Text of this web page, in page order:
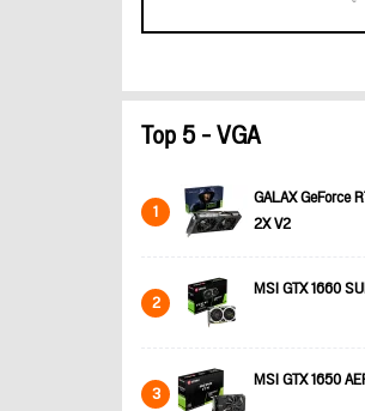
Top 5 - VGA
1
GALAX GeForce
2X V2
2 MSI GTX 1660
3 MSI GTX 1650